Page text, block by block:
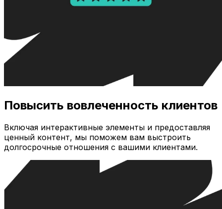
Повысить вовлеченность клиентов
Включая интерактивные элементы и предоставляя
ценный контент, мы поможем вам выстроить
долгосрочные отношения с вашими клиентами.